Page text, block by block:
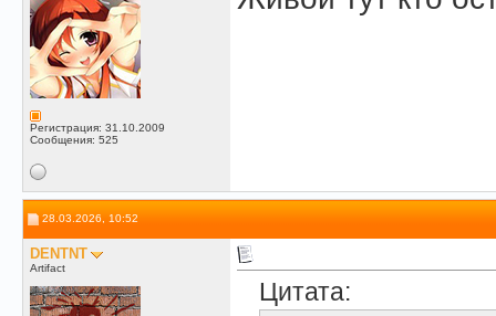
Регистрация: 31.10.2009
Сообщения: 525
28.03.2026, 10:52
DENTNT
Artifact
Цитата: